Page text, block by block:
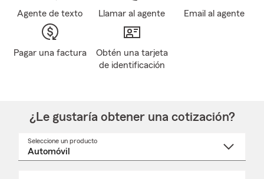
Agente de texto Llamar al agente Email al agente
Pagar una factura
Obtén una tarjeta
de identificación
¿Le gustaría obtener una cotización?
Seleccione un producto